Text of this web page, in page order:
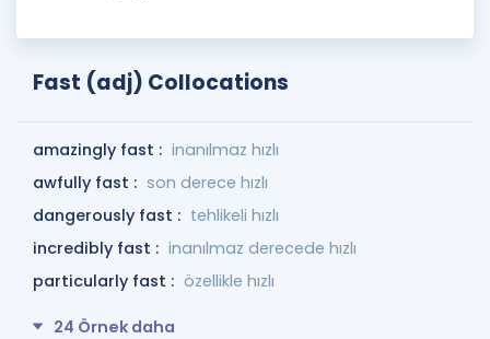
Fast (adj) Collocations
amazingly fast : inanılmaz hızlı
awfully fast : son derece hızlı
dangerously fast : tehlikeli hızlı
incredibly fast : inanılmaz derecede hızlı
particularly fast : özellikle hızlı
24 Örnek daha